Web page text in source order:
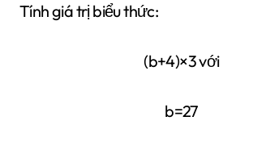
Tính giá trị biểu thức:
(b+4)×3 với
b=27